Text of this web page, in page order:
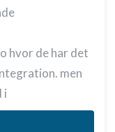
hvor de har det
men
i